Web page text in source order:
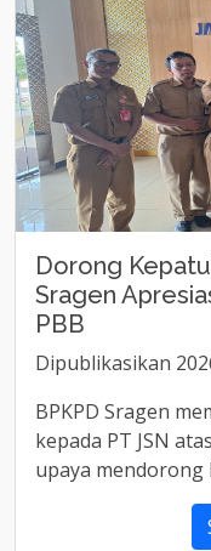
Dorong
Sragen
PBB
Dipublikasikan
BPKPD Sragen
kepada PT JSN
upaya mendorong